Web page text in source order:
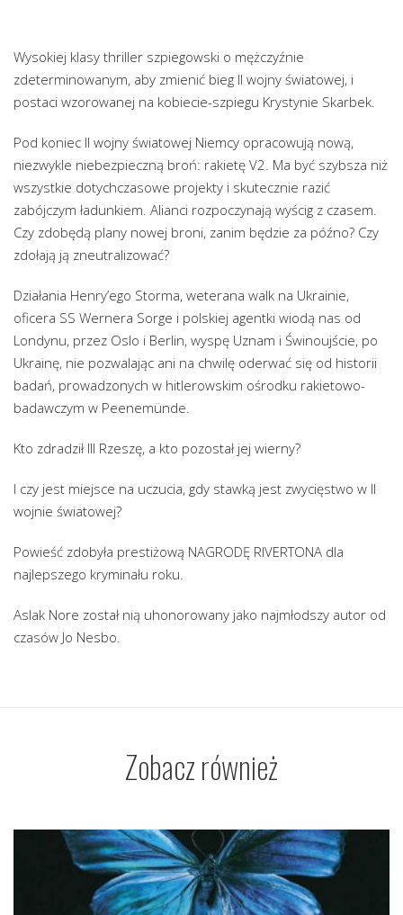
Wysokiej klasy thriller szpiegowski o mężczyźnie
zdeterminowanym, aby zmienić bieg II wojny światowej, i
postaci wzorowanej na kobiecie-szpiegu Krystynie Skarbek.
Pod koniec II wojny światowej Niemcy opracowują nową,
niezwykle niebezpieczną broń: rakietę V2. Ma być szybsza niż
wszystkie dotychczasowe projekty i skutecznie razić
zabójczym ładunkiem. Alianci rozpoczynają wyścig z czasem.
Czy zdobędą plany nowej broni, zanim będzie za późno? Czy
zdołają ją zneutralizować?
Działania Henry’ego Storma, weterana walk na Ukrainie,
oficera SS Wernera Sorge i polskiej agentki wiodą nas od
Londynu, przez Oslo i Berlin, wyspę Uznam i Świnoujście, po
Ukrainę, nie pozwalając ani na chwilę oderwać się od historii
badań, prowadzonych w hitlerowskim ośrodku rakietowo-
badawczym w Peenemünde.
Kto zdradził III Rzeszę, a kto pozostał jej wierny?
I czy jest miejsce na uczucia, gdy stawką jest zwycięstwo w II
wojnie światowej?
Powieść zdobyła prestiżową NAGRODĘ RIVERTONA dla
najlepszego kryminału roku.
Aslak Nore został nią uhonorowany jako najmłodszy autor od
czasów Jo Nesbo.
Zobacz również